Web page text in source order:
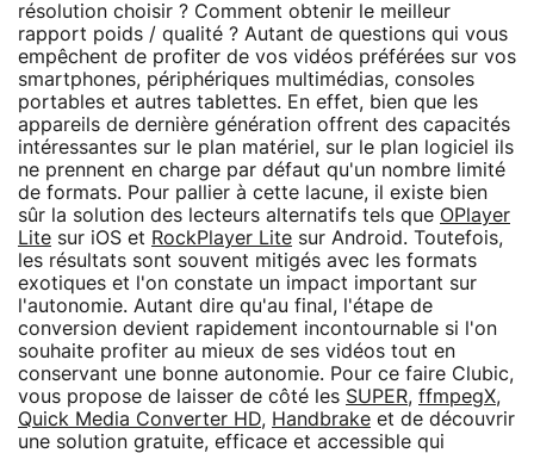
résolution choisir ? Comment obtenir le meilleur
rapport poids / qualité ? Autant de questions qui vous
empêchent de profiter de vos vidéos préférées sur vos
smartphones, périphériques multimédias, consoles
portables et autres tablettes. En effet, bien que les
appareils de dernière génération offrent des capacités
intéressantes sur le plan matériel, sur le plan logiciel ils
ne prennent en charge par défaut qu'un nombre limité
de formats. Pour pallier à cette lacune, il existe bien
sûr la solution des lecteurs alternatifs tels que OPlayer
Lite sur iOS et RockPlayer Lite sur Android. Toutefois,
les résultats sont souvent mitigés avec les formats
exotiques et l'on constate un impact important sur
l'autonomie. Autant dire qu'au final, l'étape de
conversion devient rapidement incontournable si l'on
souhaite profiter au mieux de ses vidéos tout en
conservant une bonne autonomie. Pour ce faire Clubic,
vous propose de laisser de côté les SUPER, ffmpegX,
Quick Media Converter HD, Handbrake et de découvrir
une solution gratuite, efficace et accessible qui